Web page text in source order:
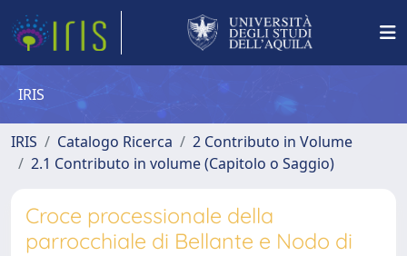
IRIS
IRIS Catalogo Ricerca
2 Contributo in Volume
2.1 Contributo in volume (Capitolo o Saggio)
Croce processionale della
parrocchiale di Bellante e Nodo di